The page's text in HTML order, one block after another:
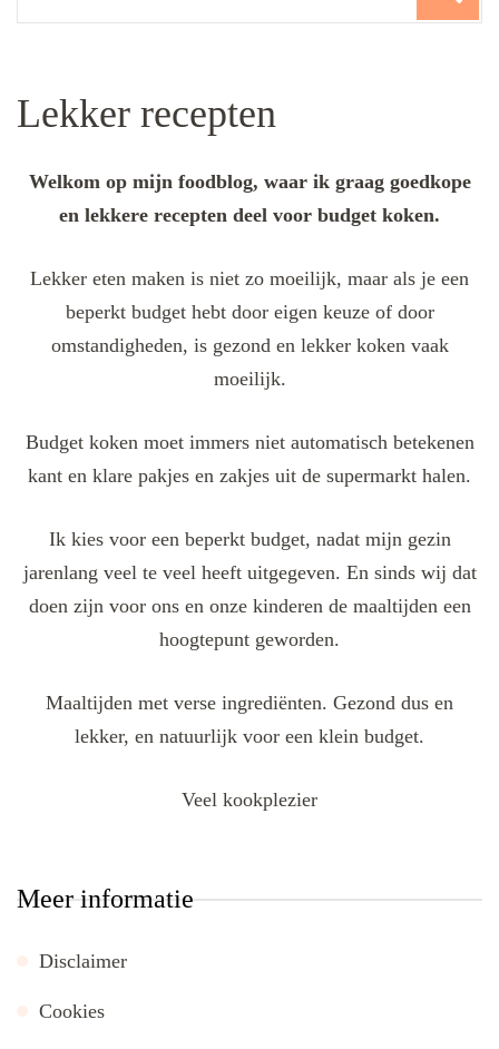
Lekker recepten
Welkom op mijn foodblog, waar ik graag goedkope
en lekkere recepten deel voor budget koken.
Lekker eten maken is niet zo moeilijk, maar als je een
beperkt budget hebt door eigen keuze of door
omstandigheden, is gezond en lekker koken vaak
moeilijk.
Budget koken moet immers niet automatisch betekenen
kant en klare pakjes en zakjes uit de supermarkt halen.
Ik kies voor een beperkt budget, nadat mijn gezin
jarenlang veel te veel heeft uitgegeven. En sinds wij dat
doen zijn voor ons en onze kinderen de maaltijden een
hoogtepunt geworden.
Maaltijden met verse ingrediënten. Gezond dus en
lekker, en natuurlijk voor een klein budget.
Veel kookplezier
Meer informatie
Disclaimer
Cookies